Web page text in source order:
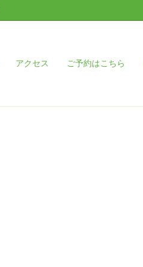
アクセス ご予約はこちら